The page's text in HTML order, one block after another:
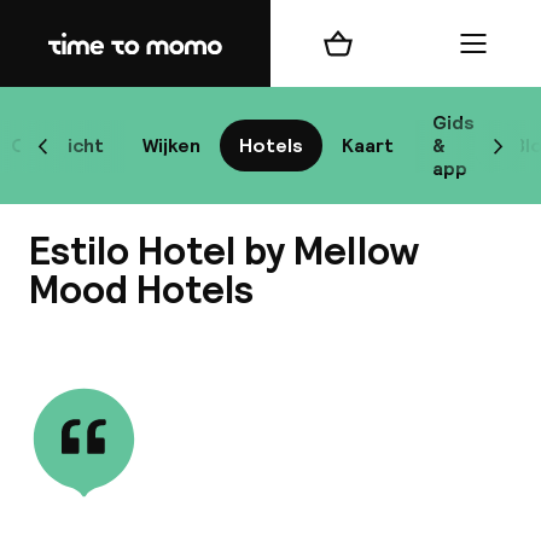
Home
Overzicht Wijken Hotels Kaart
Gids
&
app
Scroll naar links
Winkelmand Menu
Estilo Hotel by Mellow
Mood Hotels